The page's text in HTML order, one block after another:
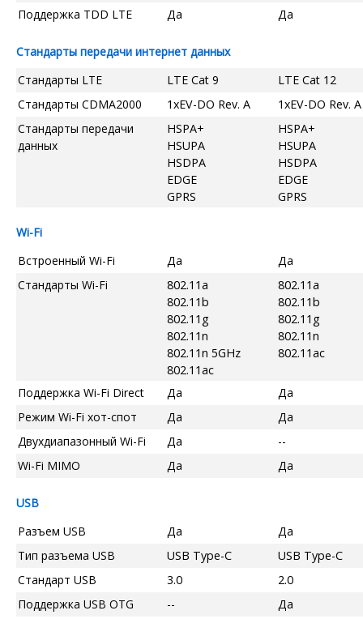
Поддержка TDD LTE Да Да
Стандарты передачи интернет данных
Стандарты LTE
LTE Cat 9
LTE Cat 12
Стандарты CDMA2000
1xEV-DO Rev. A
1xEV-DO Rev. A
Стандарты передачи
данных
HSPA+
HSUPA
HSDPA
EDGE
GPRS
HSPA+
HSUPA
HSDPA
EDGE
GPRS
Wi-Fi
Встроенный Wi-Fi
Да
Да
Стандарты Wi-Fi
802.11a
802.11b
802.11g
802.11n
802.11n 5GHz
802.11ac
802.11a
802.11b
802.11g
802.11n
802.11ac
Поддержка Wi-Fi Direct Да
Да
Режим Wi-Fi хот-спот
Да
Да
Двухдиапазонный Wi-Fi
Да
--
Wi-Fi MIMO
Да Да
USB
Разъем USB
Да
Да
Тип разъема USB
USB Type-C
USB Type-C
Стандарт USB
3.0
2.0
Поддержка USB OTG
--
Да